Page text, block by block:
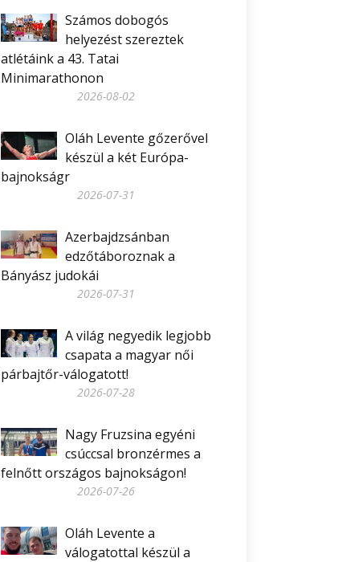
Számos dobogós
helyezést szereztek
atlétáink a 43. Tatai
Minimarathonon
2026-08-02
Oláh Levente gőzerővel
készül a két Európa-
bajnokságr
2026-07-31
Azerbajdzsánban
edzőtáboroznak a
Bányász judokái
2026-07-31
A világ negyedik legjobb
csapata a magyar női
párbajtőr-válogatott!
2026-07-28
Nagy Fruzsina egyéni
csúccsal bronzérmes a
felnőtt országos bajnokságon!
2026-07-26
Oláh Levente a
válogatottal készül a